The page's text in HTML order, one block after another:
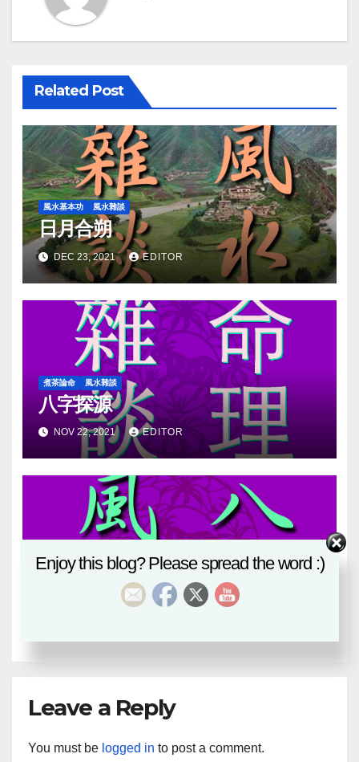
Related Post
風水基本功 風水雜談
日月合朔
DEC 23, 2021 EDITOR
煮茶論命 風水雜談
八字探源
NOV 22, 2021 EDITOR
八卦風水 風水雜談
血月
EDITOR
Leave a Reply
You must be logged in to post a comment.
Enjoy this blog? Please spread the word :)